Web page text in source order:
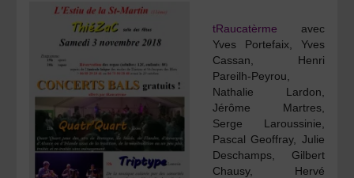
tRaucatèrme
avec
Yves Portefaix, Yves
Cassan, Henri
Pareilh-Peyrou,
Nathalie Lardon,
Jérôme Martres,
Serge Laroussinie,
Pascal Geoffray, Julie
Deschamps, Gilbert
Chausy, Hervé